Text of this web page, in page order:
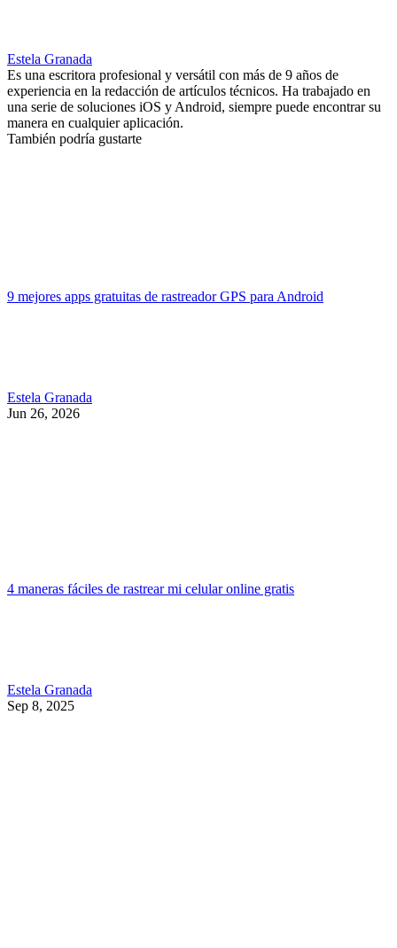
Estela Granada
Es una escritora profesional y versátil con más de 9 años de
experiencia en la redacción de artículos técnicos. Ha trabajado en
una serie de soluciones iOS y Android, siempre puede encontrar su
manera en cualquier aplicación.
También podría gustarte
9 mejores apps gratuitas de rastreador GPS para Android
Estela Granada
Jun 26, 2026
4 maneras fáciles de rastrear mi celular online gratis
Estela Granada
Sep 8, 2025